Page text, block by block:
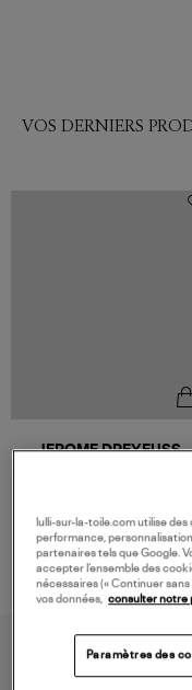
VOS DERNIERS
JEROME DREYFUSS
lulli-sur-la-toile.com utilise
performance,
partenaires tels que Google.
accepter l’ensemble des
nécessaires (« Continuer sans
vos données, consulter notre
Paramètres des